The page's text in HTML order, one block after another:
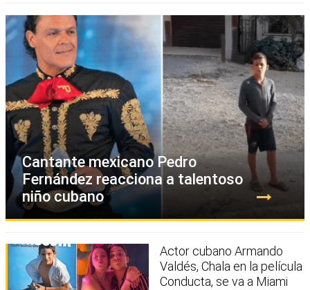
Cantante mexicano Pedro
Fernández reacciona a talentoso
niño cubano
Actor cubano Armando
Valdés, Chala en la película
Conducta, se va a Miami